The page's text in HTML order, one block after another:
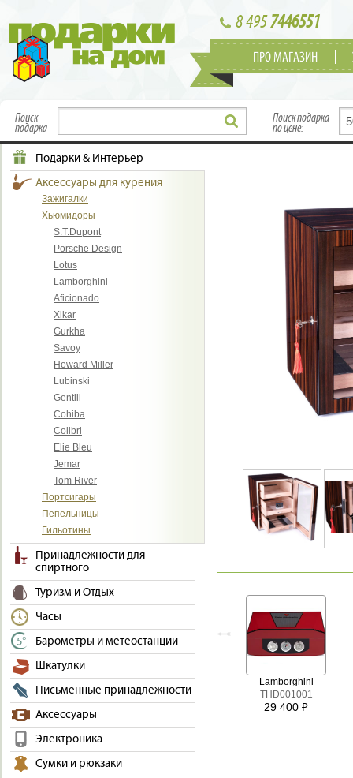
8 4957446551
ПРО МАГАЗИН
Поиск
подарка
Поиск подарка
по цене:
Подарки & Интерьер
Аксессуары для курения
Зажигалки
Хьюмидоры
S.T.Dupont
Porsche Design
Lotus
Lamborghini
Aficionado
Xikar
Gurkha
Savoy
Howard Miller
Lubinski
Gentili
Cohiba
Colibri
Elie Bleu
Jemar
Tom River
Портсигары
Пепельницы
Гильотины
Принадлежности для
спиртного
Туризм и Отдых
Часы
Барометры и метеостанции
Шкатулки
Письменные принадлежности
Аксессуары
Электроника
Сумки и рюкзаки
Lamborghini
THD001001
29 400 i